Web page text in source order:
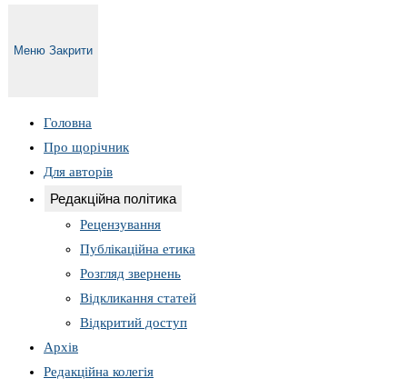
Меню Закрити
Головна
Про щорічник
Для авторів
Редакційна політика
Рецензування
Публікаційна етика
Розгляд звернень
Відкликання статей
Відкритий доступ
Архів
Редакційна колегія